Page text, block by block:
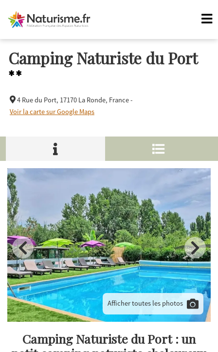
Camping Naturiste du Port
**
4 Rue du Port, 17170 La Ronde, France -
Voir la carte sur Google Maps
Afficher toutes les photos
Camping Naturiste du Port : un